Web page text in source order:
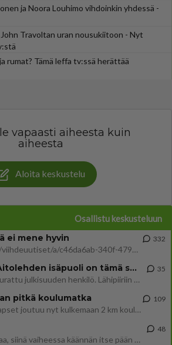
ja Noora Louhimo vihdoinkin yhdessä -
Travoltan uran nousukiitoon - Nyt
rumat? Tämä leffa tv:ssä herättää
vapaasti aiheesta kuin
aiheesta
Aloita keskustelu
Osallistu keskusteluun
ei mene hyvin
https://www.iltalehti.fi/viihdeuutiset/a/c46da6ab-340f-4790-aaa7-0865eed2336 Yrityksen konkurssihakemus on tullut kärä
332
Tiesitkö? Martina Aitolehden isäpuoli on tämä suosittu laulaja
Martina Aitolehti on seurattu julkisuuden henkilö. Lähipiiriin mahtuu muitakin tunnettuja henkilöitä. Tiesitkö, että Ma
35
pitkä koulumatka
Hesarissa päivitellään lapset joutuu nyt kulkemaan 2 km kouluun jösses. Ruostefillarilla tuo matka menee vaikka miten äk
109
Mutta mies vain tuijottaa, siinä vaiheessa käännän itse pään pois. Mikä juttu? Yleensä jos joku tuijottaa tai katsoo, hä
48